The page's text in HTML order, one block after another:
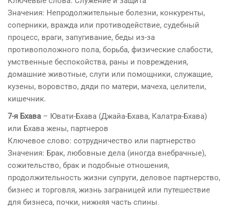
Значения: Непродолжительные болезни, конкуренты,
соперники, вражда или противодействие, судебный
процесс, враги, запугивание, беды из-за
противоположного пола, борьба, физические слабости,
умственные беспокойства, раны и повреждения,
домашние животные, слуги или помощники, служащие,
кузены, воровство, дяди по матери, мачеха, целители,
кишечник.
7-я Бхава – Ювати-Бхава (Джайа-Бхава, Калатра-Бхава)
или Бхава жены, партнеров
Ключевое слово: сотрудничество или партнерство
Значения: Брак, любовные дела (иногда внебрачные),
сожительство, брак и подобные отношения,
продолжительность жизни супруги, деловое партнерство,
бизнес и торговля, жизнь заграницей или путешествие
для бизнеса, почки, нижняя часть спины.